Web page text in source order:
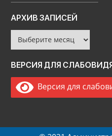
АРХИВ ЗАПИСЕЙ
Архив
записей
ВЕРСИЯ ДЛЯ
Версия для